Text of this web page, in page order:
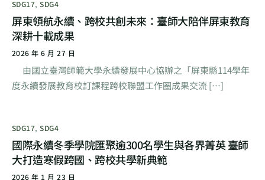
SDG17,SDG4
屏東領航永續、跨校共創未來：臺師大陪伴屏東教育
深耕十載成果
2026 年 6 月 27 日
由國立臺灣師範大學永續發展中心協辦之「屏東縣114學年
度永續發展教育校訂課程跨校聯盟工作圈成果交流 […]
SDG17,SDG4
國際永續冬季學院匯聚逾300名學生與各界菁英 臺師
大打造寒假跨國、跨校共學新典範
2026 年 1 月 23 日